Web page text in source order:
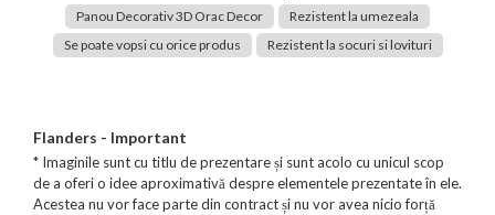
Panou Decorativ 3D Orac Decor
Rezistent la umezeala
Se poate vopsi cu orice produs
Rezistent la socuri si lovituri
Flanders - Important
* Imaginile sunt cu titlu de prezentare și sunt acolo cu unicul scop
de a oferi o idee aproximativă despre elementele prezentate în ele.
Acestea nu vor face parte din contract și nu vor avea nicio forță